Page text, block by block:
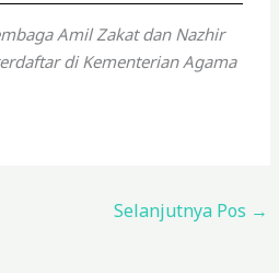
Amil Zakat dan Nazhir
di Kementerian Agama
Selanjutnya Pos →